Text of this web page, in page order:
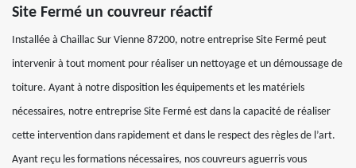
Site Fermé un couvreur réactif
Installée à Chaillac Sur Vienne 87200, notre entreprise Site Fermé peut
intervenir à tout moment pour réaliser un nettoyage et un démoussage de
toiture. Ayant à notre disposition les équipements et les matériels
nécessaires, notre entreprise Site Fermé est dans la capacité de réaliser
cette intervention dans rapidement et dans le respect des règles de l’art.
Ayant reçu les formations nécessaires, nos couvreurs aguerris vous